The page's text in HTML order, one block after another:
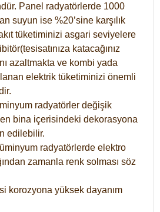
Panel radyatörlerde 1000
suyun ise %20’sine karşılık
tüketiminizi asgari seviyelere
katacağınız
azaltmakta ve kombi yada
elektrik tüketiminizi önemli
radyatörler değişik
bina içerisindeki dekorasyona
edilebilir.
radyatörlerde elektro
zamanla renk solması söz
korozyona yüksek dayanım